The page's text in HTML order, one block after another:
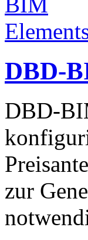
DBD-
DBD-
zur